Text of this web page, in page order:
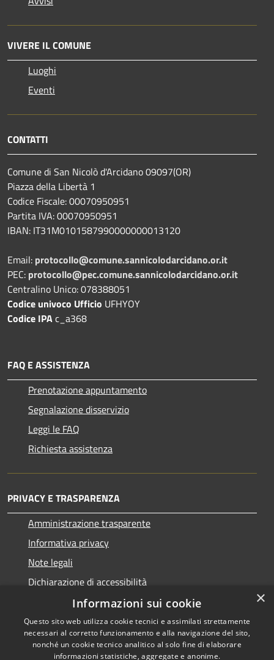
VIVERE IL COMUNE
Luoghi
Eventi
CONTATTI
Comune di San Nicolò d'Arcidano 09097(OR)
Piazza della Libertà 1
Codice Fiscale: 00070950951
Partita IVA: 00070950951
IBAN: IT31M0101587990000000013120
Email: protocollo@comune.sannicolodarcidano.or.it
PEC: protocollo@pec.comune.sannicolodarcidano.or.it
Centralino Unico: 078388051
Codice univoco Ufficio UFHYOY
Codice IPAc_a368
FAQ E ASSISTENZA
Prenotazione appuntamento
Segnalazione disservizio
Leggi le FAQ
Richiesta assistenza
PRIVACY E TRASPARENZA
Amministrazione trasparente
Informativa privacy
Note legali
Dichiarazione di accessibilità
Copyright © 2026 • Comune di
×
Informazioni sui cookie
Questo sito web utilizza cookie tecnici e assimilati strettamente
necessari al corretto funzionamento e alla navigazione del sito,
nonché un cookie tecnico analitico al solo fine di elaborare
informazioni statistiche, aggregate e anonime.